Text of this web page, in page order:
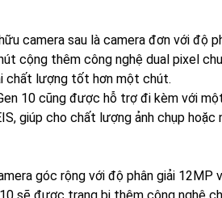
camera sau là camera đơn với độ
cộng thêm công nghệ dual pixel
chất lượng tốt hơn một chút.
10 cũng được hỗ trợ đi kèm với
giúp cho chất lượng ảnh chụp
góc rộng với độ phân giải 12MP